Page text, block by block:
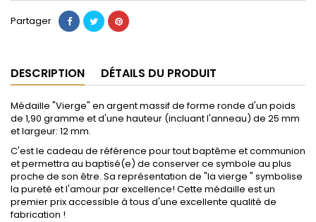
Partager
DESCRIPTION DÉTAILS DU PRODUIT
Médaille "Vierge" en argent massif de forme ronde d'un poids
de 1,90 gramme et d'une hauteur (incluant l'anneau) de 25 mm
et largeur: 12 mm.
C'est le cadeau de référence pour tout baptême et communion
et permettra au baptisé(e) de conserver ce symbole au plus
proche de son être. Sa représentation de "la vierge " symbolise
la pureté et l'amour par excellence! Cette médaille est un
premier prix accessible à tous d'une excellente qualité de
fabrication !